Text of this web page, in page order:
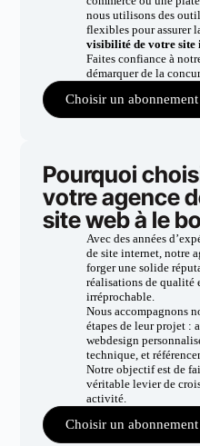
nous utilisons des
flexibles pour assurer
visibilité de votre site
Faites confiance à
démarquer de la
Choisir un abonnement
Pourquoi
votre agence
site web à le
Avec des années
de site internet, notre
forger une solide
réalisations de qualité
irréprochable.
Nous accompagnons
étapes de leur projet :
webdesign
technique, et
Notre objectif est de
véritable levier de
activité.
Choisir un abonnement